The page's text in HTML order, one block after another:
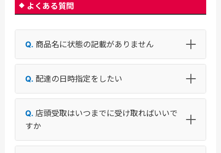
よくある質問
商品名に状態の記載がありません
配達の日時指定をしたい
店頭受取はいつまでに受け取ればいいで
すか